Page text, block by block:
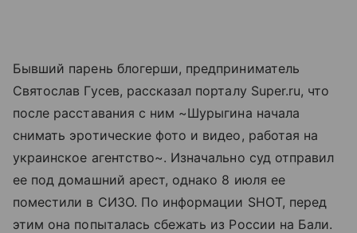
Бывший парень блогерши, предприниматель
Святослав Гусев, рассказал порталу Super.ru, что
после расставания с ним ~Шурыгина начала
снимать эротические фото и видео, работая на
украинское агентство~. Изначально суд отправил
ее под домашний арест, однако 8 июля ее
поместили в СИЗО. По информации SHOT, перед
этим она попыталась сбежать из России на Бали.